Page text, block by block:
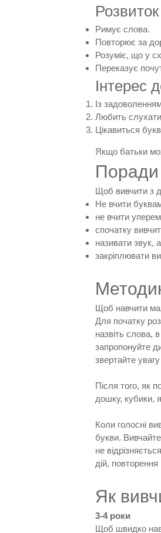
Римує слова.
Повторює за
Розуміє, що у
Переказує
Інтерес
Із
Любить
Цікавиться
Якщо батьки
Поради
Щоб вивчити з
Не вчити
не вчити
спочатку
називати звук,
закріплювати
Щоб навчити
Для початку
назвіть слова,
запропонуйте
звертайте
Після того, як
дошку, кубики,
Коли голосні
букви.
не
дій,
Як
3-4 роки
Щоб швидко